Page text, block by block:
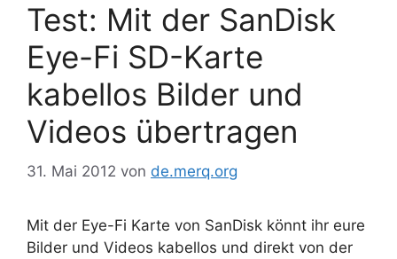
Test: Mit der SanDisk
Eye-Fi SD-Karte
kabellos Bilder und
Videos übertragen
31. Mai 2012 von de.merq.org
Mit der Eye-Fi Karte von SanDisk könnt ihr eure
Bilder und Videos kabellos und direkt von der